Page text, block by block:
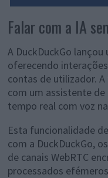
Falar com a IA
A DuckDuckGo
oferecendo
contas de utilizador.
com um assistente
tempo real com voz
Esta funcionalidade
com a DuckDuckGo,
de canais WebRTC
processados